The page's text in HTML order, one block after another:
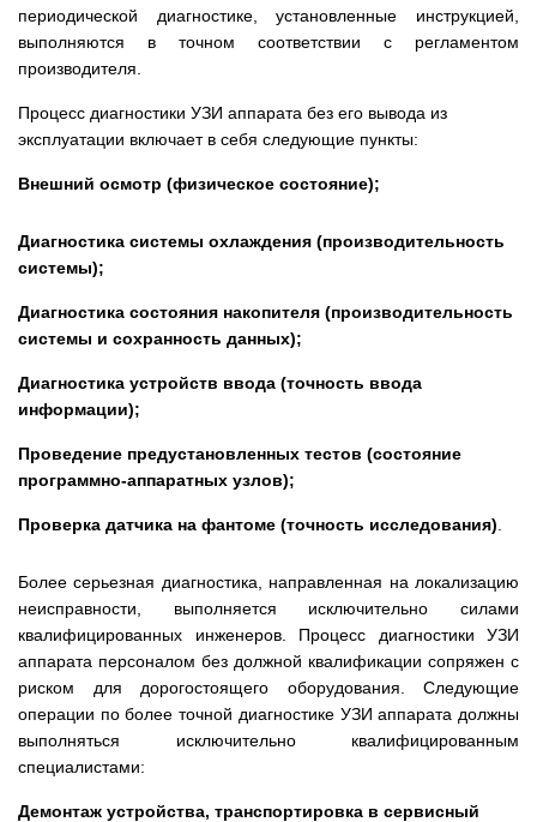
периодической диагностике, установленные инструкцией,
выполняются в точном соответствии с регламентом
производителя.
Процесс диагностики УЗИ аппарата без его вывода из
эксплуатации включает в себя следующие пункты:
Внешний осмотр (физическое состояние);
Диагностика системы охлаждения (производительность
системы);
Диагностика состояния накопителя (производительность
системы и сохранность данных);
Диагностика устройств ввода (точность ввода
информации);
Проведение предустановленных тестов (состояние
программно-аппаратных узлов);
Проверка датчика на фантоме (точность исследования)
Более серьезная диагностика, направленная на локализацию
неисправности, выполняется исключительно силами
квалифицированных инженеров. Процесс диагностики УЗИ
аппарата персоналом без должной квалификации сопряжен с
риском для дорогостоящего оборудования. Следующие
операции по более точной диагностике УЗИ аппарата должны
выполняться исключительно квалифицированным
специалистами:
Демонтаж устройства, транспортировка в сервисный